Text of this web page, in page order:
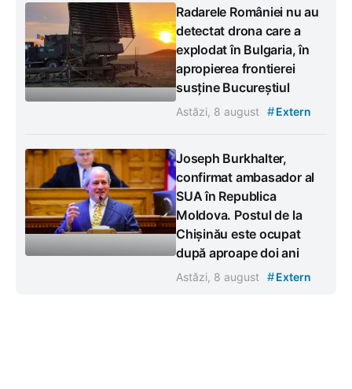
Radarele României nu au
detectat drona care a
explodat în Bulgaria, în
apropierea frontierei
susține Bucureștiul
Astăzi, 8 august #Extern
Joseph Burkhalter,
confirmat ambasador al
SUA în Republica
Moldova. Postul de la
Chișinău este ocupat
după aproape doi ani
Astăzi, 8 august #Extern